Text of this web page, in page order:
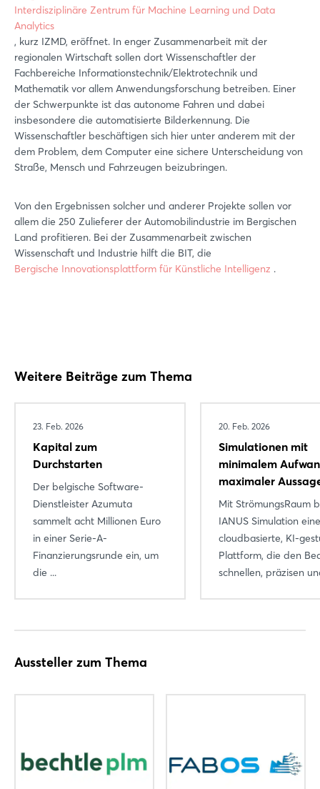
Interdisziplinäre Zentrum für Machine Learning und Data
Analytics
, kurz IZMD, eröffnet. In enger Zusammenarbeit mit der
regionalen Wirtschaft sollen dort Wissenschaftler der
Fachbereiche Informationstechnik/Elektrotechnik und
Mathematik vor allem Anwendungsforschung betreiben. Einer
der Schwerpunkte ist das autonome Fahren und dabei
insbesondere die automatisierte Bilderkennung. Die
Wissenschaftler beschäftigen sich hier unter anderem mit der
dem Problem, dem Computer eine sichere Unterscheidung von
Straße, Mensch und Fahrzeugen beizubringen.
Von den Ergebnissen solcher und anderer Projekte sollen vor
allem die 250 Zulieferer der Automobilindustrie im Bergischen
Land profitieren. Bei der Zusammenarbeit zwischen
Wissenschaft und Industrie hilft die BIT, die
Bergische Innovationsplattform für Künstliche Intelligenz .
Weitere Beiträge zum Thema
23. Feb. 2026
Kapital zum
Durchstarten
Der belgische Software-
Dienstleister Azumuta
sammelt acht Millionen Euro
in einer Serie-A-
Finanzierungsrunde ein, um
die ...
20. Feb. 2026
Simulationen mit
minimalem
maximaler
Mit StrömungsRaum
IANUS Simulation eine
cloudbasierte, KI-
Plattform, die den
schnellen, präzisen
Aussteller zum Thema